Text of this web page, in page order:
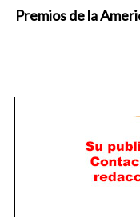
Premios de la